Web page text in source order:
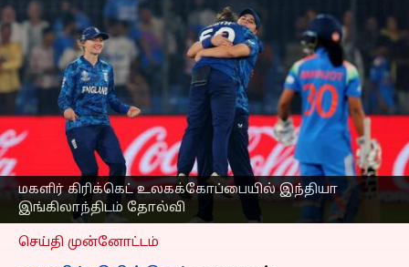
மகளிர் கிரிக்கெட் உலகக்கோப்பையில் இந்தியா
இங்கிலாந்திடம் தோல்வி
மகளிர் கிரிக்கெட்
உலகக்கோப்பையில்
இந்தியா இங்கிலாந்திடம்
தோல்வி; அரையிறுதி
வாய்ப்பை தக்கவைப்பதில்
சிக்கல்
எழுதியவர் Sekar Chinnappan Oct 20, 2025 12:12 pm
செய்தி முன்னோட்டம்